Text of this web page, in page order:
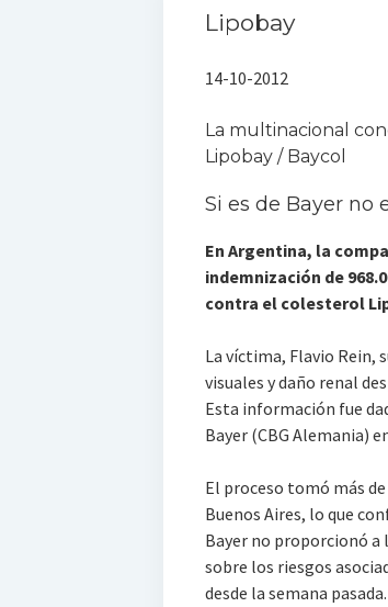
Lipobay
14-10-2012
La multinacional
Lipobay / Baycol
Si es de Bayer no
En Argentina, la
indemnización de
contra el colesterol
La víctima, Flavio Rein,
visuales y daño renal
Esta información fue
Bayer (CBG Alemania)
El proceso tomó más
Buenos Aires, lo que
Bayer no proporcionó a
sobre los riesgos
desde la semana